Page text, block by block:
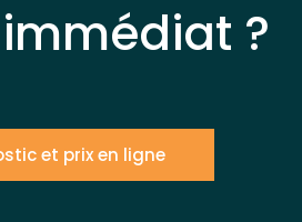
?
et prix en ligne